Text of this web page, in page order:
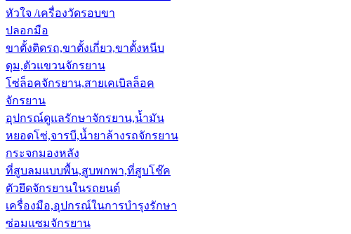
หัวใจ /เครื่องวัดรอบขา
ปลอกมือ
ขาตั้งติดรถ,ขาตั้งเกี่ยว,ขาตั้งหนีบ
ดุม,ตัวแขวนจักรยาน
โซ่ล็อคจักรยาน,สายเคเบิลล็อค
จักรยาน
อุปกรณ์ดูแลรักษาจักรยาน,น้ำมัน
หยอดโซ่,จารบี,น้ำยาล้างรถจักรยาน
กระจกมองหลัง
ที่สูบลมแบบพื้น,สูบพกพา,ที่สูบโช๊ค
ตัวยึดจักรยานในรถยนต์
เครื่องมือ,อุปกรณ์ในการบำรุงรักษา
ซ่อมแซมจักรยาน